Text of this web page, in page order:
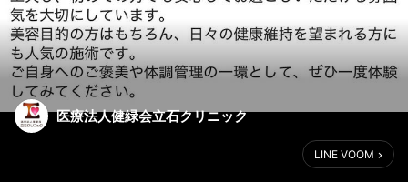
医療法人健緑会立石クリニック
LINE VOOM